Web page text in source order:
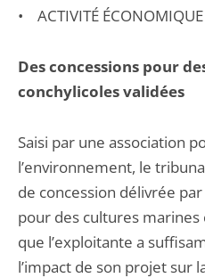
• ACTIVITÉ
Des concessions pour
conchylicoles validées
Saisi par une association
l’environnement, le
de concession délivrée
pour des cultures marines
que l’exploitante a
l’impact de son projet sur